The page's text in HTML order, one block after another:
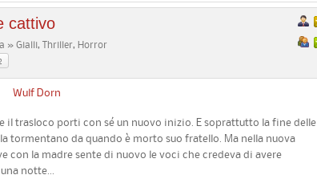
cattivo
» Gialli, Thriller, Horror
Wulf Dorn
il trasloco porti con sé un nuovo inizio. E soprattutto la fine delle
tormentano da quando è morto suo fratello. Ma nella nuova
con la madre sente di nuovo le voci che credeva di avere
notte...